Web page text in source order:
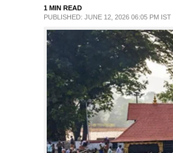
CASE DIARY
1 MIN READ
PUBLISHED: JUNE 12, 2026 06:05 PM IST